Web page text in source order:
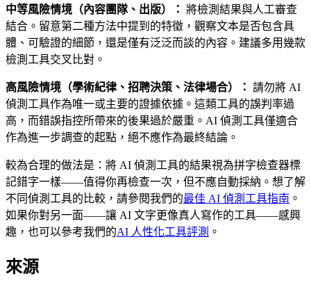
中等風險情境（內容團隊、出版）： 將檢測結果與人工審查
結合。留意第二種方法中提到的特徵，觀察文本是否包含具
體、可驗證的細節，還是僅有泛泛而談的內容。建議多用幾款
檢測工具交叉比對。
高風險情境（學術紀律、招聘決策、法律場合）： 請勿將 AI
偵測工具作為唯一或主要的證據依據。這類工具的誤判率過
高，而錯誤指控所帶來的後果過於嚴重。AI 偵測工具僅適合
作為進一步調查的起點，絕不應作為最終結論。
較為合理的做法是：將 AI 偵測工具的結果視為拼字檢查器標
記錯字一樣——值得你再檢查一次，但不應自動採納。想了解
不同偵測工具的比較，請參閱我們的最佳 AI 偵測工具指南 。
如果你對另一面——讓 AI 文字更像真人寫作的工具——感興
趣，也可以參考我們的AI 人性化工具評測 。
來源